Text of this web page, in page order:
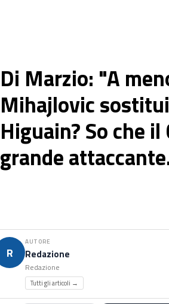
Di Marzio: "A
Mihajlovic
Higuain? So che
grande
R
AUTORE
Redazione
Redazione
Tutti gli articoli →